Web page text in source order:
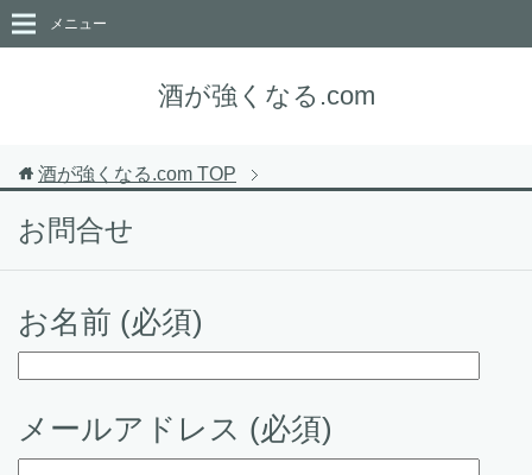
酒が強くなる.com
メニュー
酒が強くなる.com TOP
お問合せ
お名前 (必須)
メールアドレス (必須)